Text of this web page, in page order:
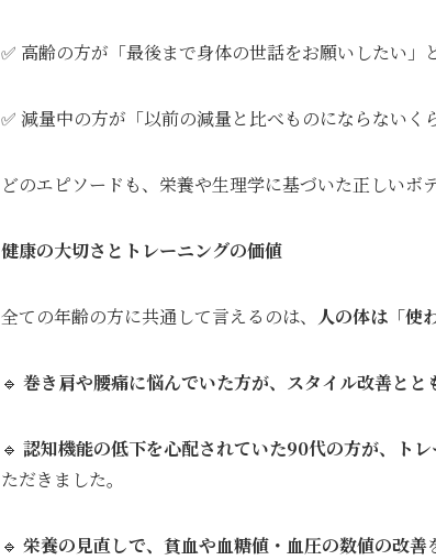
✅ 高齢の方が「最後まで身体の世話をお願いしたい」
✅ 減量中の方が「以前の減量と比べものにならないく
どのエピソードも、栄養や生理学に基づいた正しいボ
健康の大切さとトレーニングの価値
全ての年齢の方に共通して言えるのは、 人の体は「使
🔹 巻き肩や腰痛に悩んでいた方が、スタイル改善とと
🔹 認知機能の低下を心配されていた90代の方が、ト
ただきました。
🔹 栄養の見直しで、貧血や血糖値・血圧の数値の改善